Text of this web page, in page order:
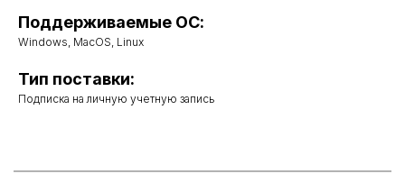
Поддерживаемые ОС:
Windows, MacOS, Linux
Тип поставки:
Подписка на личную учетную запись